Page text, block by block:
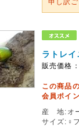
ラトレ
販売価格
この商品
会員ポイ
産 地:オ
サイズ:♀